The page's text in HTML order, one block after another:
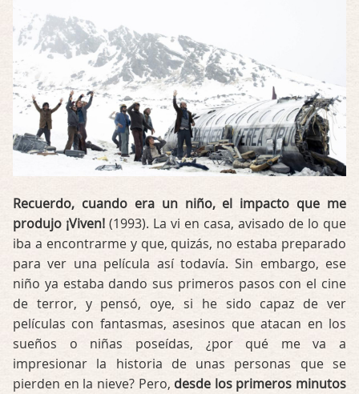
Recuerdo, cuando era un niño, el impacto que me
produjo ¡Viven! (1993). La vi en casa, avisado de lo que
iba a encontrarme y que, quizás, no estaba preparado
para ver una película así todavía. Sin embargo, ese
niño ya estaba dando sus primeros pasos con el cine
de terror, y pensó, oye, si he sido capaz de ver
películas con fantasmas, asesinos que atacan en los
sueños o niñas poseídas, ¿por qué me va a
impresionar la historia de unas personas que se
pierden en la nieve? Pero, desde los primeros minutos